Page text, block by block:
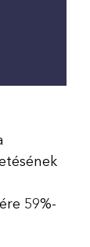
59%-